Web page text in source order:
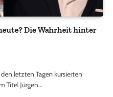
Die Wahrheit hinter
letzten Tagen kursierten
Titel Jürgen…